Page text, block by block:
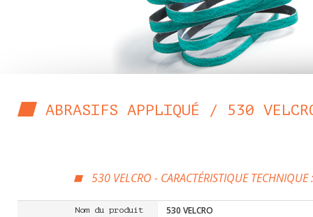
ABRASIFS APPLIQUÉ / 530
530 VELCRO - CARACTÉRISTIQUE TECHNIQUE :
Nom du produit 530 VELCRO